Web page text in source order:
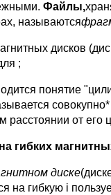
Файлы,
называются
дисков
;
понятие
расстоянии от его
гибких
диске
на гибкую i